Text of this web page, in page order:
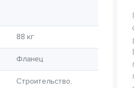
88 кг
Фланец
Строительство,